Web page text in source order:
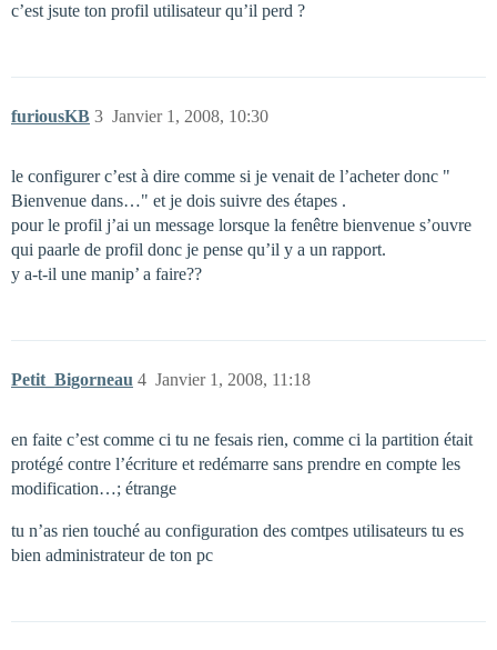
c’est jsute ton profil utilisateur qu’il perd ?
furiousKB Janvier 1, 2008, 10:30
3
le configurer c’est à dire comme si je venait de l’acheter donc "
Bienvenue dans…" et je dois suivre des étapes .
pour le profil j’ai un message lorsque la fenêtre bienvenue s’ouvre
qui paarle de profil donc je pense qu’il y a un rapport.
y a-t-il une manip’ a faire??
Petit_Bigorneau Janvier 1, 2008, 11:18
4
en faite c’est comme ci tu ne fesais rien, comme ci la partition était
protégé contre l’écriture et redémarre sans prendre en compte les
modification…; étrange
tu n’as rien touché au configuration des comtpes utilisateurs tu es
bien administrateur de ton pc